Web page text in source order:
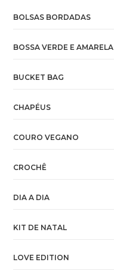
BOLSAS BORDADAS
BOSSA VERDE E AMARELA
BUCKET BAG
CHAPÉUS
COURO VEGANO
CROCHÊ
DIA A DIA
KIT DE NATAL
LOVE EDITION